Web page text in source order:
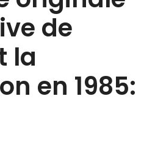
de
la
en 1985: